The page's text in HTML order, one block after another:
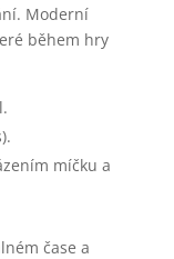
Moderní
během hry
míčku a
čase a